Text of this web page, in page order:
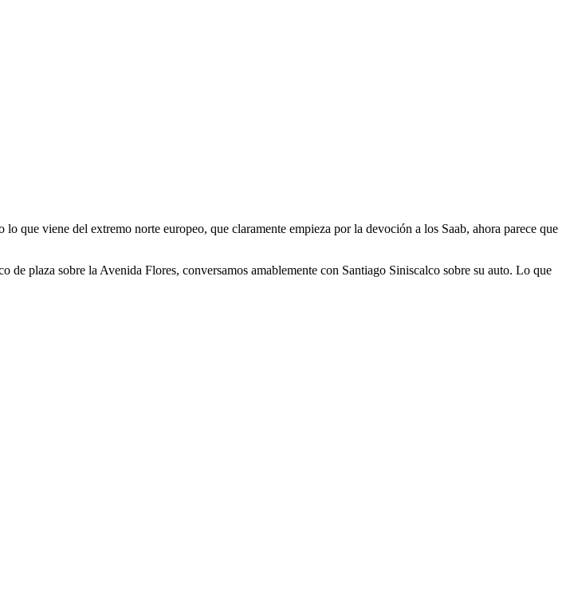
que viene del extremo norte europeo, que claramente empieza por la devoción a los Saab, ahora parece que
plaza sobre la Avenida Flores, conversamos amablemente con Santiago Siniscalco sobre su auto. Lo que